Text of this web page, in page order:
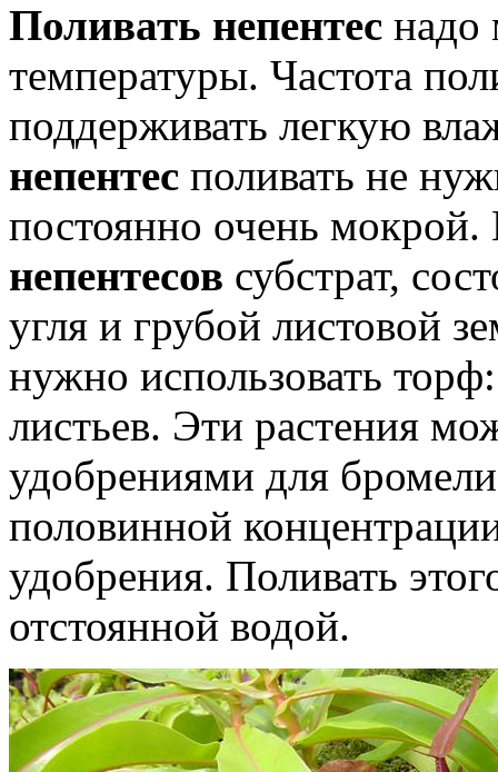
Поливать непентес надо
температуры. Частота
поддерживать легкую
непентес поливать не
постоянно очень
непентесов субстрат,
угля и грубой листовой
нужно использовать
листьев. Эти растения
удобрениями для
половинной
удобрения. Поливать
отстоянной водой.